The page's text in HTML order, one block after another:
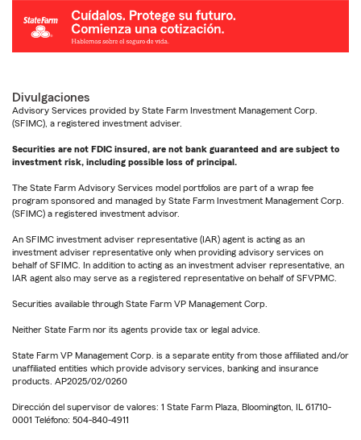
Divulgaciones
Advisory Services provided by State Farm Investment Management Corp.
(SFIMC), a registered investment adviser.
Securities are not FDIC insured, are not bank guaranteed and are subject to
investment risk, including possible loss of principal.
The State Farm Advisory Services model portfolios are part of a wrap fee
program sponsored and managed by State Farm Investment Management Corp.
(SFIMC) a registered investment advisor.
An SFIMC investment adviser representative (IAR) agent is acting as an
investment adviser representative only when providing advisory services on
behalf of SFIMC. In addition to acting as an investment adviser representative, an
IAR agent also may serve as a registered representative on behalf of SFVPMC.
Securities available through State Farm VP Management Corp.
Neither State Farm nor its agents provide tax or legal advice.
State Farm VP Management Corp. is a separate entity from those affiliated and/or
unaffiliated entities which provide advisory services, banking and insurance
products. AP2025/02/0260
Dirección del supervisor de valores: 1 State Farm Plaza, Bloomington, IL 61710-
0001 Teléfono: 504-840-4911